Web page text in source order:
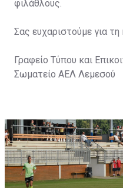
φιλάθλους.
Σας ευχαριστούμε για τη
Γραφείο Τύπου και
Σωματείο ΑΕΛ Λεμεσού